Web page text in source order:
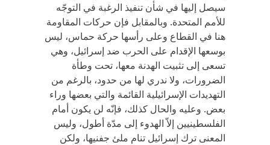
سيصل إليها في شأن تنفيذ الرغبة في التوجّه
للأمم المتحدة. وبالمقابل فإن حركات المقاومة
هنا في القطاع وعلى رأسها حركة حماس، ليس
بوسعها الإقدام على الحرب ضد إسرائيل، وهي
تسعى إلى تثبيت الهدنة معها، تحت وطأة
الضرورات، ولا ندري لها من حدود، بالرغم من
التهديدات الإسرائيلية القائمة والتي بعضها وراء
بعض. وعليه والحال كذلك، فإنّه لن يكون أمام
الفلسطينيين إلاّ الهدوء إلى مدّة أطول، وليس
المعنى ترك إسرائيل تنام ملئ جفنيها، ولكن